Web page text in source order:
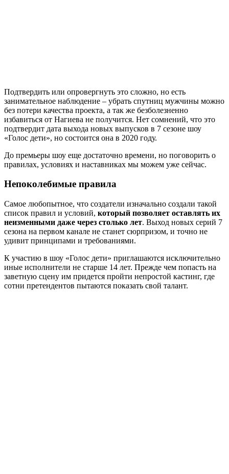
Подтвердить или опровергнуть это сложно, но есть
занимательное наблюдение – убрать спутниц мужчины можно
без потери качества проекта, а так же безболезненно
избавиться от Нагиева не получится. Нет сомнений, что это
подтвердит дата выхода новых выпусков в 7 сезоне шоу
«Голос дети», но состоится она в 2020 году.
До премьеры шоу еще достаточно времени, но поговорить о
правилах, условиях и наставниках мы можем уже сейчас.
Непоколебимые правила
Самое любопытное, что создатели изначально создали такой
список правил и условий, который позволяет оставлять их
неизменными даже через столько лет. Выход новых серий 7
сезона на первом канале не станет сюрпризом, и точно не
удивит принципами и требованиями.
К участию в шоу «Голос дети» приглашаются исключительно
иные исполнители не старше 14 лет. Прежде чем попасть на
заветную сцену им придется пройти непростой кастинг, где
сотни претендентов пытаются показать свой талант.